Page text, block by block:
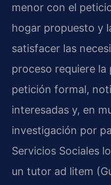
menor con el
hogar propuesto y
satisfacer las
proceso requiere la
petición formal,
interesadas y, en
investigación por
Servicios Sociales
un tutor ad litem